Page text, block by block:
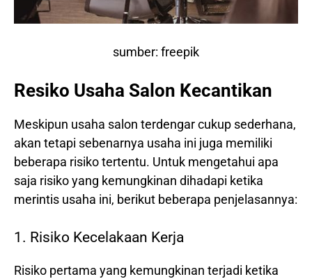
sumber: freepik
Resiko Usaha Salon Kecantikan
Meskipun usaha salon terdengar cukup sederhana,
akan tetapi sebenarnya usaha ini juga memiliki
beberapa risiko tertentu. Untuk mengetahui apa
saja risiko yang kemungkinan dihadapi ketika
merintis usaha ini, berikut beberapa penjelasannya:
1. Risiko Kecelakaan Kerja
Risiko pertama yang kemungkinan terjadi ketika